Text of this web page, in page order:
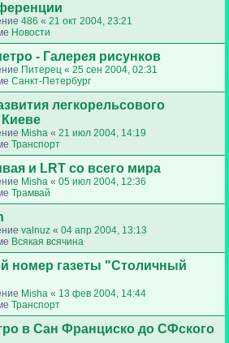
486 « 21 окт 2004, 23:21
Новости
- Галерея рисунков
Питерец « 25 сен 2004, 02:31
Санкт-Петербург
легкорельсового
Misha « 21 июл 2004, 14:19
Транспорт
и LRT со всего мира
Misha « 05 июл 2004, 12:36
Трамвай
valnuz « 04 апр 2004, 13:13
Всякая всячина
номер газеты "Столичный
Misha « 13 фев 2004, 14:44
Транспорт
в Сан Франциско до СФского